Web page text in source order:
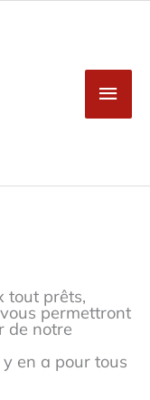
tout prêts,
permettront
de notre
en a pour tous